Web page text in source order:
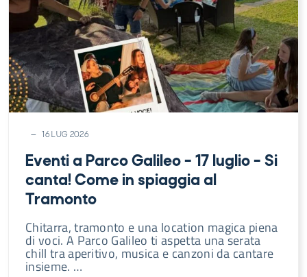
16 LUG 2026
Eventi a Parco Galileo – 17 luglio – Si
canta! Come in spiaggia al
Tramonto
Chitarra, tramonto e una location magica piena
di voci. A Parco Galileo ti aspetta una serata
chill tra aperitivo, musica e canzoni da cantare
insieme. …